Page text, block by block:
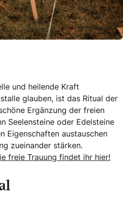
und heilende Kraft
glauben, ist das Ritual der
Ergänzung der freien
Seelensteine oder Edelsteine
Eigenschaften austauschen
zueinander stärken.
freie Trauung findet ihr hier!